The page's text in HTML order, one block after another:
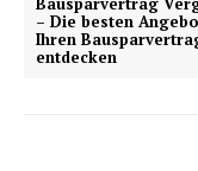
– Die besten
Ihren
entdecken